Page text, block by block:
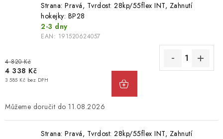
Strana: Pravá, Tvrdost: 28kp/55flex INT, Zahnutí
hokejky: BP28
2-3 dny
EAN: 191520624057
4 820 Kč
4 338 Kč
3 585 Kč bez DPH
11.08.2026
Strana: Pravá, Tvrdost: 28kp/55flex INT, Zahnutí